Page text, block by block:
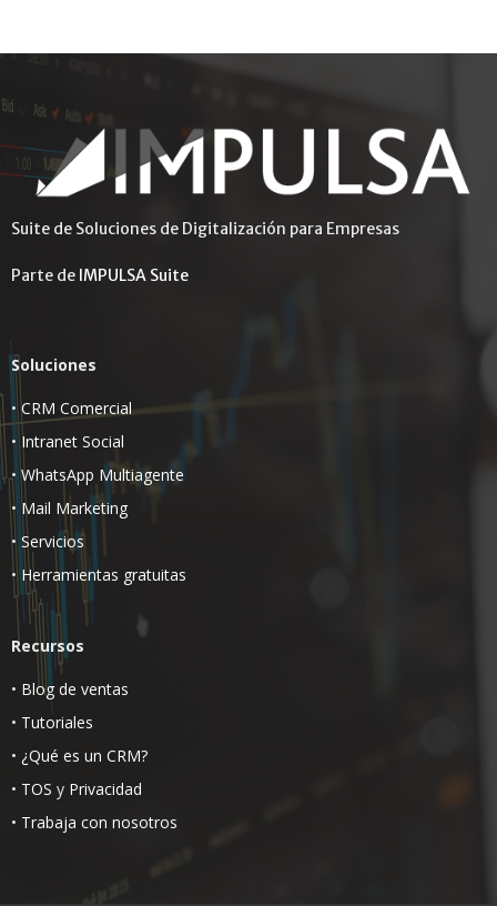
Suite de Soluciones de Digitalización para Empresas
Parte de IMPULSA Suite
Soluciones
•CRM Comercial
• Intranet Social
• WhatsApp Multiagente
• Mail Marketing
• Servicios
• Herramientas gratuitas
Recursos
• Blog de ventas
• Tutoriales
• ¿Qué es un CRM?
• TOS y Privacidad
• Trabaja con nosotros